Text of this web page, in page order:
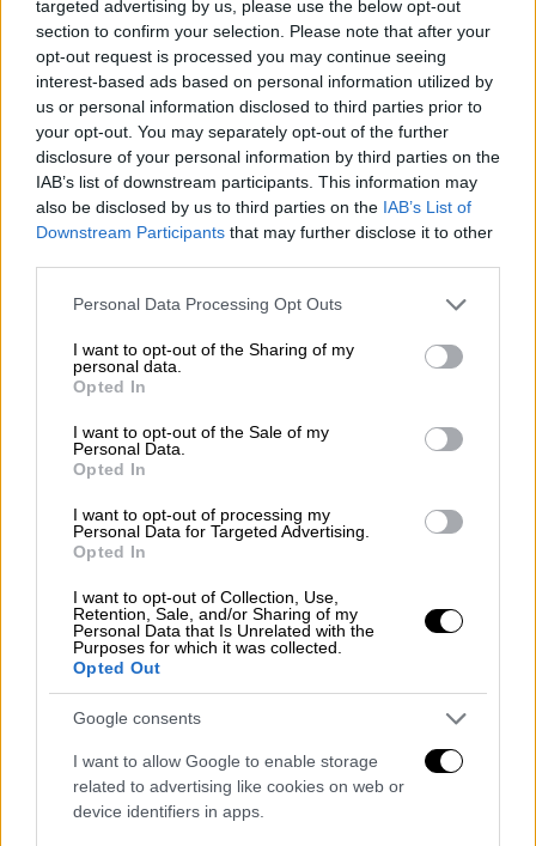
targeted advertising by us, please use the below opt-out
section to confirm your selection. Please note that after your
opt-out request is processed you may continue seeing
interest-based ads based on personal information utilized by
us or personal information disclosed to third parties prior to
your opt-out. You may separately opt-out of the further
disclosure of your personal information by third parties on the
IAB’s list of downstream participants. This information may
also be disclosed by us to third parties on the IAB’s List of
Downstream Participants that may further disclose it to other
Please note that this website/app uses one or more Google
not limited to your visit or usage behaviour. You may click to
grant or deny consent to Google and its third-party tags to
use your data for below specified purposes in below Google
consent section.
Personal Data Processing Opt Outs
I want to opt-out of the Sharing of my
personal data.
Opted In
I want to opt-out of the Sale of my
Personal Data.
Opted In
I want to opt-out of processing my
Personal Data for Targeted Advertising.
Opted In
I want to opt-out of Collection, Use,
Retention, Sale, and/or Sharing of my
Personal Data that Is Unrelated with the
Purposes for which it was collected.
Opted Out
Google consents
I want to allow Google to enable storage
related to advertising like cookies on web or
device identifiers in apps.
γνωρίζονται και ερωτεύονται, ενώ κυνηγούν
τα όνειρά τους στοΛος Άντζελες.
video
Η ταινία περιλαμβάνει τα τραγούδια
«City of
Stars», «Another Day of Sun» και «Audition»
(Fools Who Dream)
μιούζικαλ είναι του Τζάστιν Χάρβιτζ και οι
στίχοι των Μπεντζ Πασέκ και Τζάστιν Πολ.
«Είμαι ενθουσιασμένος που θα
επανασυνδεθώ με τη Lionsgate και την
απίστευτη ομάδα πίσω από την ταινία «La La
Land» για να τη διασκευάσουμε για τη σκηνή
του Μπρόντγουεϊ, που είναι το επόμενο
συναρπαστικό κεφάλαιο στην εξέλιξή της»
είπε ο Μαρκ Πλατ παραγωγός του
κινηματογραφικού έργου.